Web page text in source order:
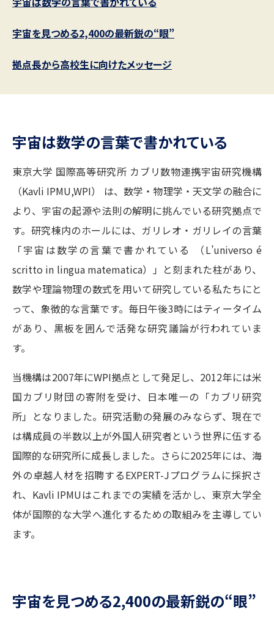
先輩が入学を決めた理由 テレメール全国一斉進学調査
新生活お役立ちガイド
学問発見 学問検索
大学で学びたい学問発見
学問のミニ講義「夢ナビ講義」
学問の教科書 夢ナビライブ
ユーザーサポート
Ｑ＆Ａ よくあるご質問 大学進学IDについて
資料の料金の
お支払いサイト
個人情報取扱規定
特定商取引表記
テレメール進学カタログ
訂正のご案内
宇宙を見つめる2,400の最新鋭の“眼”
拠点長から高校生に向けたメッセージ
宇宙は数学の言葉で書かれている
東京大学 国際高等研究所 カブリ数物連携宇宙研究機構
（Kavli IPMU,WPI） は、数学・物理学・天文学の融合に
より、宇宙の起源や法則の解明に挑んでいる研究拠点で
す。研究棟内のホールには、ガリレオ・ガリレイの言葉
「宇宙は数学の言葉で書かれている （L’universo é
scritto in lingua matematica）」と刻まれた柱があり、
数学や理論物理の数式を用いて研究している私たちにと
って、象徴的な言葉です。毎日午後3時にはティータイム
があり、黒板を囲んで活発な研究議論が行われていま
す。
当機構は2007年にWPI拠点として発足し、2012年には米
国カブリ財団の寄附を受け、日本唯一の「カブリ研究
所」となりました。研究活動の発展のみならず、現在で
は構成員の半数以上が外国人研究者という世界に伍する
国際的な研究所に成長しました。さらに2025年には、海
外の卓越人材を招聘するEXPERT-Jプログラムに採択さ
れ、Kavli IPMUはこれまでの実績を活かし、東京大学全
体が国際的な大学へ進化するための取組みを主導してい
ます。
宇宙を見つめる2,400の最新鋭の“眼”